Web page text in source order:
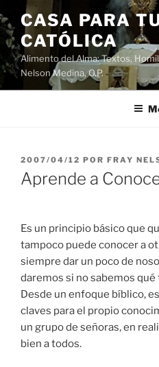
Saltar
al
contenido
CASA PARA
CATÓLICA
Alimento del Alma: Textos,
Nelson Medina, O.P.
PUBLICADO
EL
2007/04/12 POR FRAY
Aprende a
Es un principio básico que
tampoco puede conocer a
siempre dar un poco de
daremos si no sabemos
Desde un enfoque bíblico,
claves para el propio
un grupo de señoras, en
bien a todos.